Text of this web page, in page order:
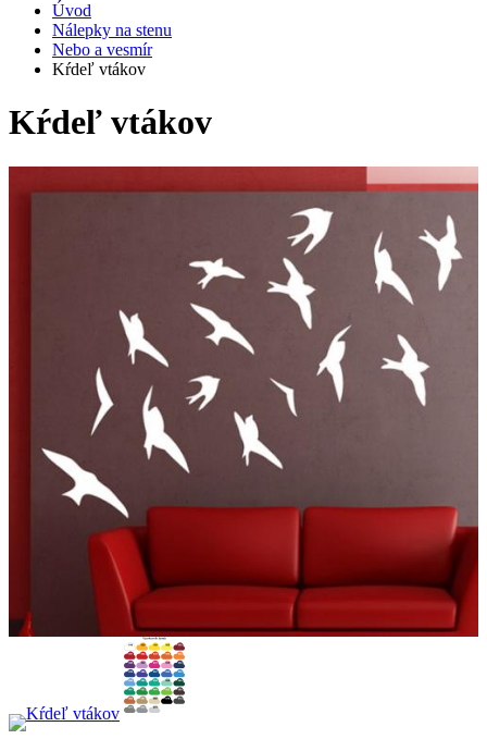
Úvod
Nálepky na stenu
Nebo a vesmír
Kŕdeľ vtákov
Kŕdeľ vtákov